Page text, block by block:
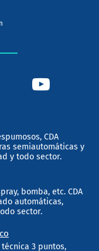
CDA
semiautomáticas y
y todo sector.
bomba, etc. CDA
automáticas,
sector.
3 puntos,